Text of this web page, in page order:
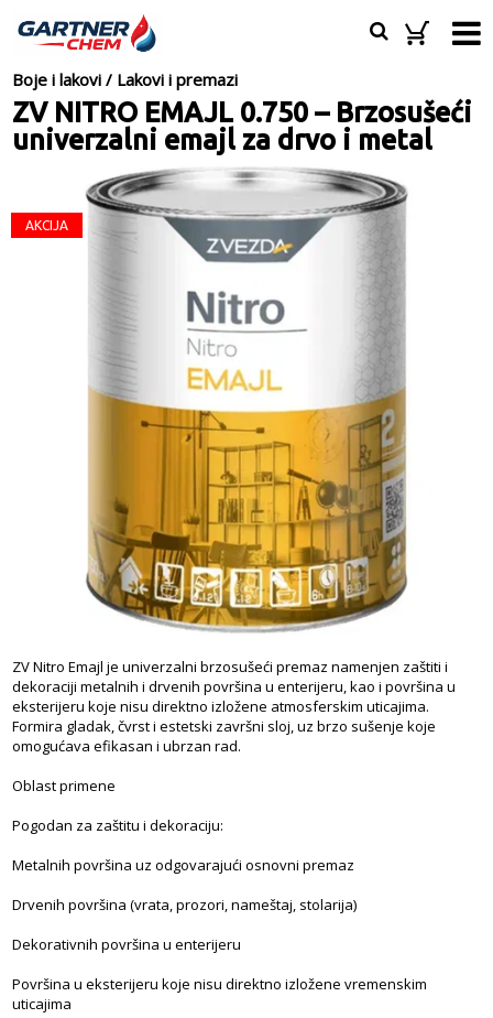
Boje i lakovi / Lakovi i premazi
ZV NITRO EMAJL 0.750 – Brzosušeći
univerzalni emajl za drvo i metal
AKCIJA
ZV Nitro Emajl je univerzalni brzosušeći premaz namenjen zaštiti i
dekoraciji metalnih i drvenih površina u enterijeru, kao i površina u
eksterijeru koje nisu direktno izložene atmosferskim uticajima.
Formira gladak, čvrst i estetski završni sloj, uz brzo sušenje koje
omogućava efikasan i ubrzan rad.
Oblast primene
Pogodan za zaštitu i dekoraciju:
Metalnih površina uz odgovarajući osnovni premaz
Drvenih površina (vrata, prozori, nameštaj, stolarija)
Dekorativnih površina u enterijeru
Površina u eksterijeru koje nisu direktno izložene vremenskim
uticajima